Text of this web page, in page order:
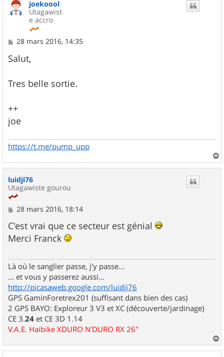
joekoool
Utagawist
e accro
M
s
s
g
e
28 mars 2016, 14:35
Salut,
Tres belle sortie.
++
joe
https://t.me/pump_upp
a
luidji76
Utagawiste gourou
M
s
s
a
28 mars 2016, 18:14
C'est vrai que ce secteur est génial
Merci Franck
Là où le sanglier passe, j'y passe...
... et vous y passerez aussi...
http://picasaweb.google.com/luidji76
GPS GaminForetrex201 (suffisant dans bien des cas)
2 GPS BAYO: Exploreur 3 V3 et XC (découverte/jardinage)
CE 3.24 et CE 3D 1.14
V.A.E. Haibike XDURO N'DURO RX 26"
a